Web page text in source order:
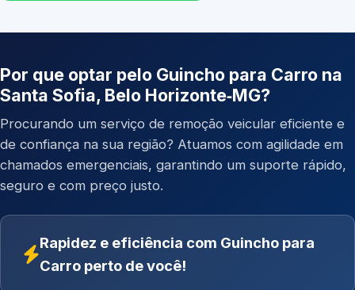
Por que optar pelo Guincho para Carro na
Santa Sofia, Belo Horizonte‑MG?
Procurando um serviço de remoção veicular eficiente e
de confiança na sua região? Atuamos com agilidade em
chamados emergenciais, garantindo um suporte rápido,
seguro e com preço justo.
Rapidez e eficiência com Guincho para
Carro perto de você!